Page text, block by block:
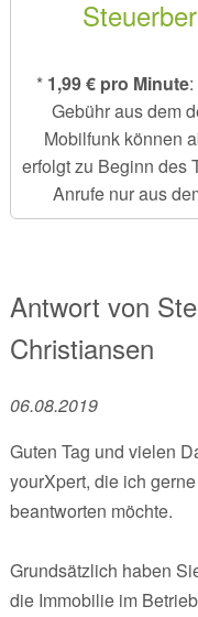
* 1,99 € pro Minute:
Gebühr aus dem
Mobilfunk können
erfolgt zu Beginn des
Anrufe nur aus
Antwort von
Christiansen
06.08.2019
Guten Tag und vielen
yourXpert, die ich
beantworten möchte.
Grundsätzlich haben
die Immobilie im